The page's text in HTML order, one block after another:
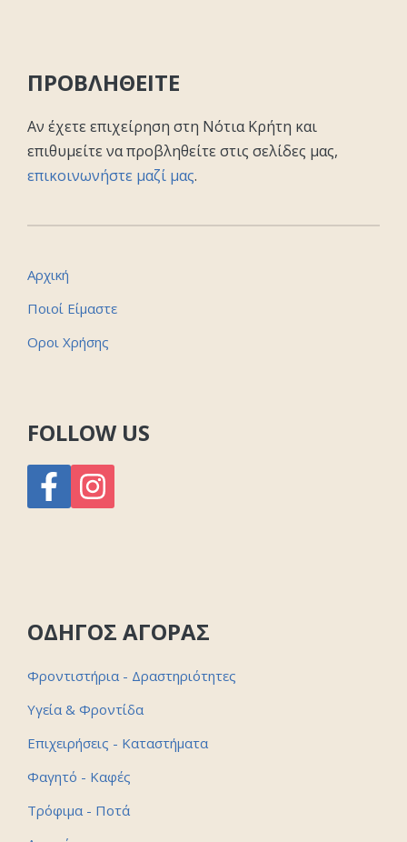
ΠΡΟΒΛΗΘΕΙΤΕ
Αν έχετε επιχείρηση στη Νότια Κρήτη και
επιθυμείτε να προβληθείτε στις σελίδες μας,
επικοινωνήστε μαζί μας.
Αρχική
Ποιοί Είμαστε
Οροι Χρήσης
FOLLOW US
ΟΔΗΓΟΣ ΑΓΟΡΑΣ
Φροντιστήρια - Δραστηριότητες
Υγεία & Φροντίδα
Επιχειρήσεις - Καταστήματα
Φαγητό - Καφές
Τρόφιμα - Ποτά